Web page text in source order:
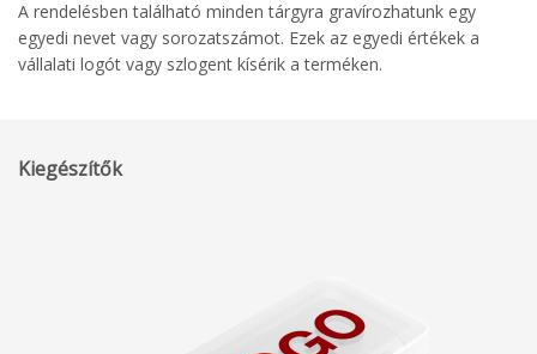
A rendelésben található minden tárgyra gravírozhatunk egy
egyedi nevet vagy sorozatszámot. Ezek az egyedi értékek a
vállalati logót vagy szlogent kísérik a terméken.
Kiegészítők